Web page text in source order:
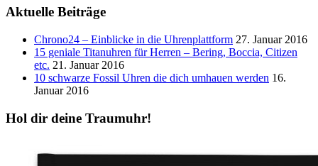
Aktuelle Beiträge
Chrono24 – Einblicke in die Uhrenplattform 27. Januar 2016
15 geniale Titanuhren für Herren – Bering, Boccia, Citizen
etc. 21. Januar 2016
10 schwarze Fossil Uhren die dich umhauen werden 16.
Januar 2016
Hol dir deine Traumuhr!